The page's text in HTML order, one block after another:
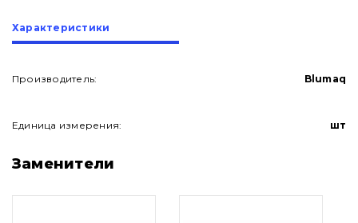
О нас
Характеристики
Производитель: Blumaq
Единица измерения: шт
Заменители